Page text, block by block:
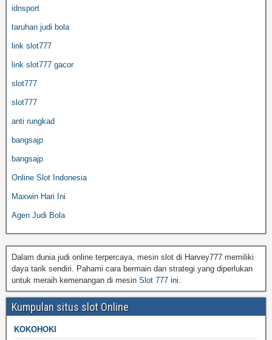
idnsport
taruhan judi bola
link slot777
link slot777 gacor
slot777
slot777
anti rungkad
bangsajp
bangsajp
Online Slot Indonesia
Maxwin Hari Ini
Agen Judi Bola
Dalam dunia judi online terpercaya, mesin slot di Harvey777 memiliki
daya tarik sendiri. Pahami cara bermain dan strategi yang diperlukan
untuk meraih kemenangan di mesin Slot 777 ini.
Kumpulan situs slot Online
KOKOHOKI